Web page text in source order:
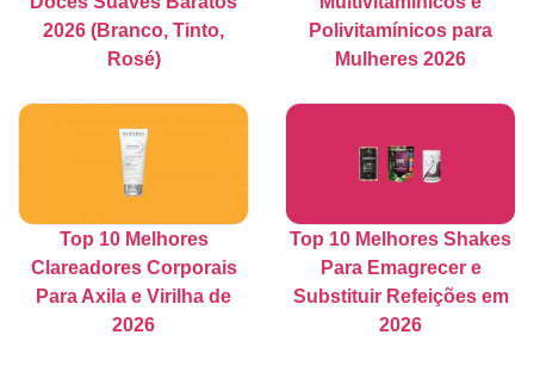
2026 (Branco, Tinto,
Rosé)
Polivitamínicos para
Mulheres 2026
Top 10 Melhores
Clareadores Corporais
Para Axila e Virilha de
2026
Top 10 Melhores Shakes
Para Emagrecer e
Substituir Refeições em
2026